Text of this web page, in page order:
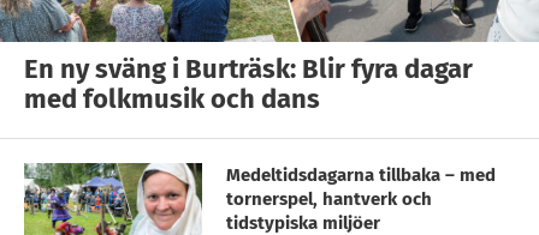
En ny sväng i Burträsk: Blir fyra dagar
med folkmusik och dans
Medeltidsdagarna tillbaka – med
tornerspel, hantverk och
tidstypiska miljöer